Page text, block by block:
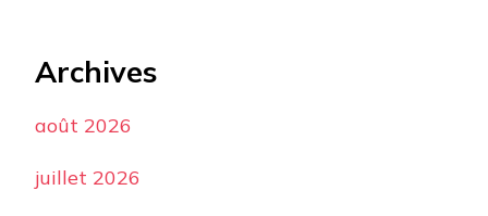
Archives
août 2026
juillet 2026